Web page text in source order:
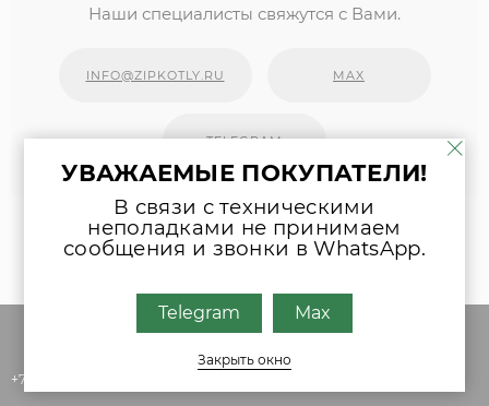
Наши специалисты свяжутся с Вами.
INFO@ZIPKOTLY.RU MAX
TELEGRAM
+7 (495) 145-84-74
УВАЖАЕМЫЕ ПОКУПАТЕЛИ!
В связи с техническими
неполадками не принимаем
сообщения и звонки в WhatsApp.
Telegram Max
Закрыть окно